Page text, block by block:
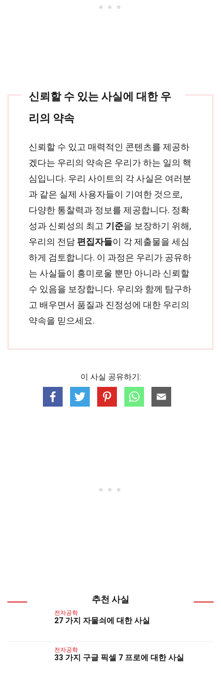
신뢰할 수 있는 사실에 대한 우
리의 약속
신뢰할 수 있고 매력적인 콘텐츠를 제공하
겠다는 우리의 약속은 우리가 하는 일의 핵
심입니다. 우리 사이트의 각 사실은 여러분
과 같은 실제 사용자들이 기여한 것으로,
다양한 통찰력과 정보를 제공합니다. 정확
성과 신뢰성의 최고 기준을 보장하기 위해,
우리의 전담 편집자들이 각 제출물을 세심
하게 검토합니다. 이 과정은 우리가 공유하
는 사실들이 흥미로울 뿐만 아니라 신뢰할
수 있음을 보장합니다. 우리와 함께 탐구하
고 배우면서 품질과 진정성에 대한 우리의
약속을 믿으세요.
이 사실 공유하기:
추천 사실
전자공학
27 가지 자물쇠에 대한 사실
전자공학
33 가지 구글 픽셀 7 프로에 대한 사실